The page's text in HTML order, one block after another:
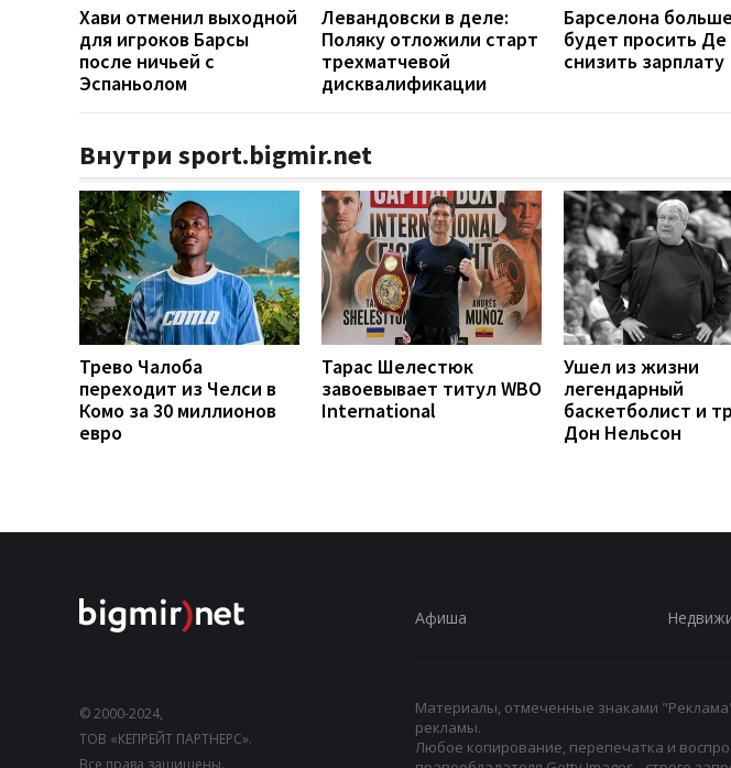
Хави отменил выходной
для игроков Барсы
после ничьей с
Эспаньолом
Левандовски в деле:
Поляку отложили старт
трехматчевой
дисквалификации
Барселона
будет просить Де
снизить зарплату
Внутри sport.bigmir.net
Трево Чалоба
переходит из Челси в
Комо за 30 миллионов
евро
Тарас Шелестюк
завоевывает титул WBO
International
Ушел из жизни
легендарный
баскетболист и
Дон Нельсон
© 2000-2024,
ТОВ «КЕПРЕЙТ ПАРТНЕРС».
Все права защищены.
Афиша
Материалы, отмеченные знаками
рекламы.
Любое копирование, перепечатка и